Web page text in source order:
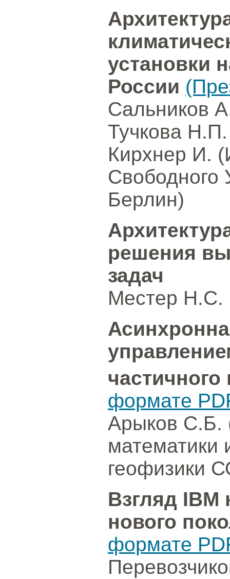
установки
России
Сальников
Тучкова
Кирхнер И.
Свободного
Берлин)
решения
задач
Местер Н.С.
частичного
формате
Арыков С.Б.
математики
геофизики
Взгляд
нового
формате